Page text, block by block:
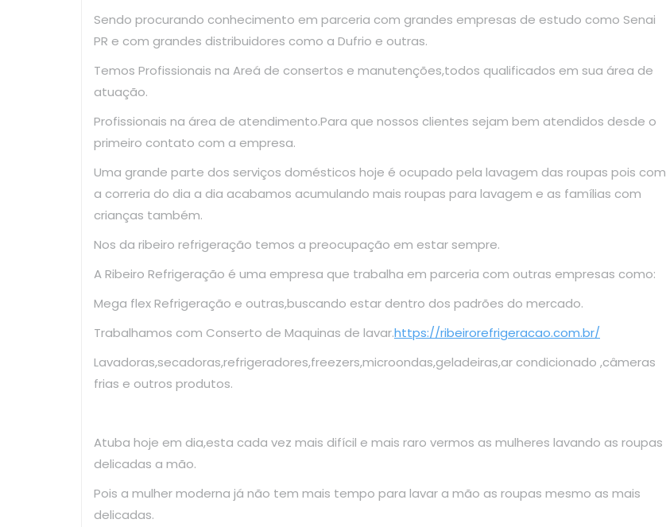
Sendo procurando conhecimento em parceria com grandes empresas de estudo como Senai
PR e com grandes distribuidores como a Dufrio e outras.
Temos Profissionais na Areá de consertos e manutenções,todos qualificados em sua área de
atuação.
Profissionais na área de atendimento.Para que nossos clientes sejam bem atendidos desde o
primeiro contato com a empresa.
Uma grande parte dos serviços domésticos hoje é ocupado pela lavagem das roupas pois com
a correria do dia a dia acabamos acumulando mais roupas para lavagem e as famílias com
crianças também.
Nos da ribeiro refrigeração temos a preocupação em estar sempre.
A Ribeiro Refrigeração é uma empresa que trabalha em parceria com outras empresas como:
Mega flex Refrigeração e outras,buscando estar dentro dos padrões do mercado.
Trabalhamos com Conserto de Maquinas de lavar.https://ribeirorefrigeracao.com.br/
Lavadoras,secadoras,refrigeradores,freezers,microondas,geladeiras,ar condicionado ,câmeras
frias e outros produtos.
Atuba hoje em dia,esta cada vez mais difícil e mais raro vermos as mulheres lavando as roupas
delicadas a mão.
Pois a mulher moderna já não tem mais tempo para lavar a mão as roupas mesmo as mais
delicadas.